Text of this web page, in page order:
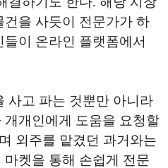
을 사듯이 전문가가 하
이 온라인 플랫폼에서
사고 파는 것뿐만 아니라
개인에게 도움을 요청할
외주를 맡겼던 과거와는
켓을 통해 손쉽게 전문